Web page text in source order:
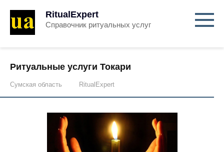
RitualExpert
Справочник ритуальных услуг
Ритуальные услуги Токари
Сумская область RitualExpert